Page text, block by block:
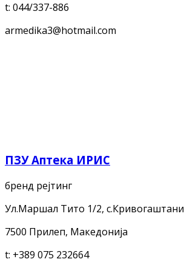
t: 044/337-886
armedika3@hotmail.com
ПЗУ Аптека ИРИС
бренд рејтинг
Ул.Маршал Тито 1/2, с.Кривогаштани
7500 Прилеп, Македонија
t: +389 075 232664